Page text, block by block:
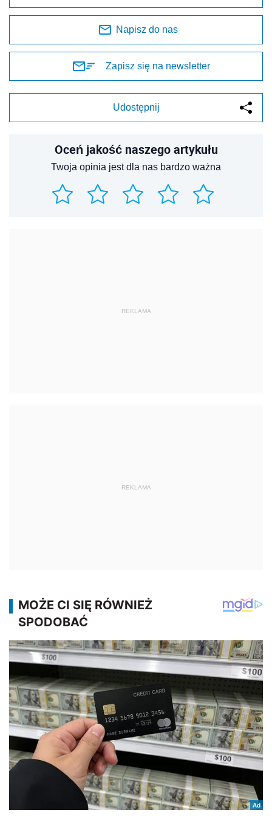
Napisz do nas
Zapisz się na newsletter
Udostępnij
Oceń jakość naszego artykułu
Twoja opinia jest dla nas bardzo ważna
REKLAMA
REKLAMA